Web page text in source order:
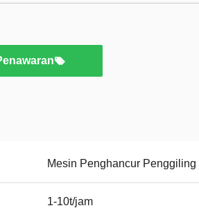
Mesin Penghancur Penggiling
1-10t/jam